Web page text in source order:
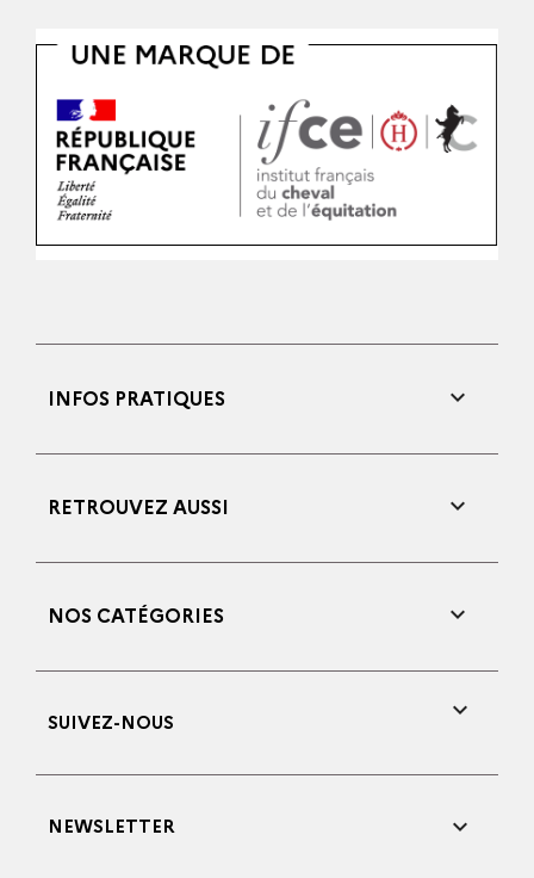
INFOS PRATIQUES 
RETROUVEZ AUSSI 
NOS CATÉGORIES 
SUIVEZ-NOUS 
NEWSLETTER 